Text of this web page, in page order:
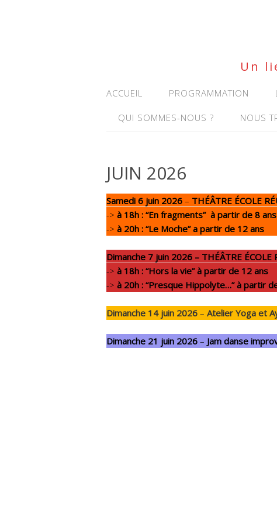
Un
ACCUEIL PROGRAMMATION
QUI SOMMES-NOUS ? NOUS
JUIN 2026
Samedi 6 juin 2026 – THÉÂTRE ÉCOLE
-> à 18h : “En fragments” à partir de 8 ans
-> à 20h : “Le Moche” a partir de 12 ans
Dimanche 7 juin 2026 – THÉÂTRE ÉCOLE
-> à 18h : “Hors la vie” à partir de 12 ans
-> à 20h : “Presque Hippolyte…” à partir
Dimanche 14 juin 2026 – Atelier Yoga et
Dimanche 21 juin 2026 – Jam danse